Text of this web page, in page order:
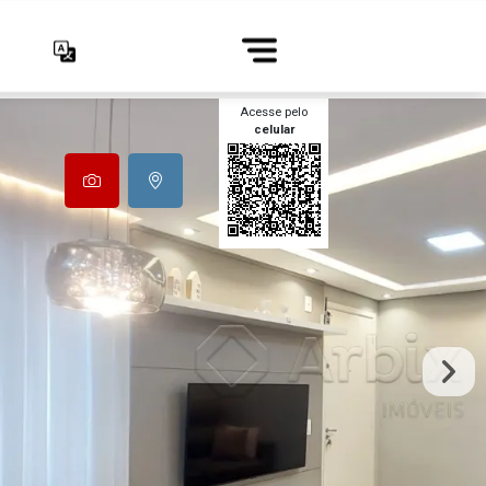
Acesse pelo
celular